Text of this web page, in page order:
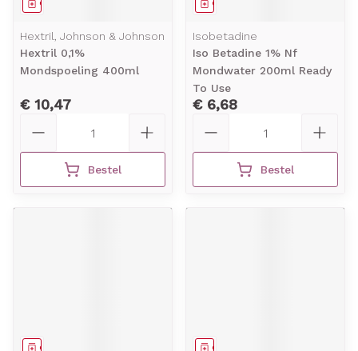
Geneesmiddel
Hextril, Johnson & Johnson
Hextril 0,1%
Mondspoeling 400ml
€ 10,47
Bestel
Geneesmiddel
Isobetadine
Iso Betadine 1% Nf
Mondwater 200ml Ready
To Use
€ 6,68
Bestel
Geneesmiddel Geneesmiddel